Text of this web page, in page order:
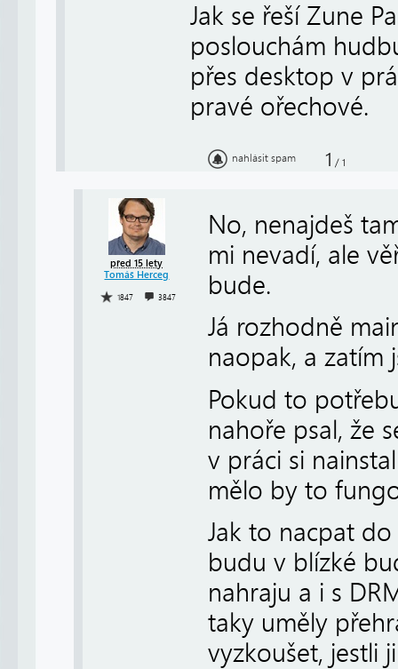
Jak se řeší Zune
poslouchám
přes desktop v
pravé ořechové.
nahlásit spam 1 / 1
před 15 lety
Tomáš Herceg
1847 3847
No, nenajdeš
mi nevadí, ale
bude.
Já rozhodně
naopak, a zatím
Pokud to
nahoře psal, že
v práci si
mělo by to
Jak to nacpat
budu v blízké
nahraju a i s
taky uměly
vyzkoušet, jestli